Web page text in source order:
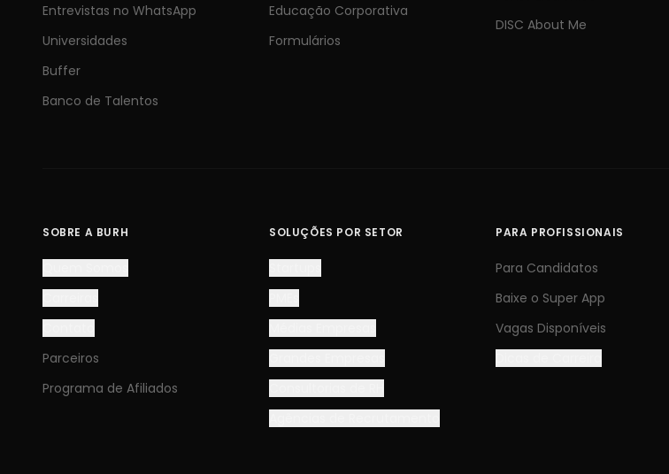
Entrevistas no WhatsApp
Universidades
Buffer
Banco de Talentos
Educação Corporativa
Formulários
DISC About Me
SOBRE A BURH
Parceiros
Programa de Afiliados
SOLUÇÕES POR SETOR PARA PROFISSIONAIS
Para Candidatos
Baixe o Super App
Vagas Disponíveis